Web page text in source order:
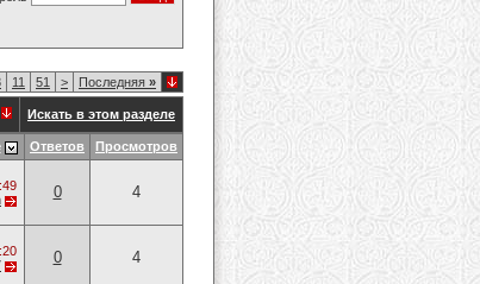
11 51 > Последняя »
Искать в этом разделе
Ответов Просмотров
0 4
0 4